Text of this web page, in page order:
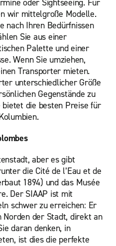
oder Sightseeing. Für
wir mittelgroße Modelle.
nach Ihren Bedürfnissen
Sie aus einer
Palette und einer
Wenn Sie umziehen,
Transporter mieten.
unterschiedlicher Größe
Gegenstände zu
die besten Preise für
aber es gibt
die Cité de l’Eau et de
1894) und das Musée
Der SIAAP ist mit
schwer zu erreichen: Er
Norden der Stadt, direkt an
daran denken, in
ist dies die perfekte